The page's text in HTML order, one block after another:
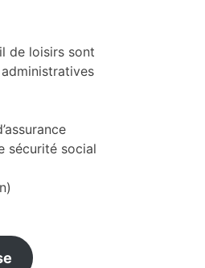
de loisirs sont
sécurité social